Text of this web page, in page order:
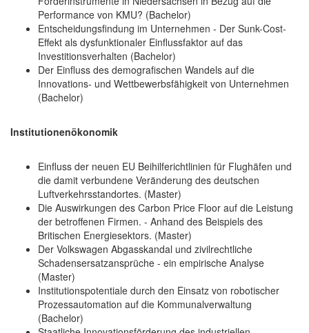
Performance von KMU? (Bachelor)
Entscheidungsfindung im Unternehmen - Der Sunk-Cost-
Effekt als dysfunktionaler Einflussfaktor auf das
Investitionsverhalten (Bachelor)
Der Einfluss des demografischen Wandels auf die
Innovations- und Wettbewerbsfähigkeit von Unternehmen
(Bachelor)
Institutionenökonomik
Einfluss der neuen EU Beihilferichtlinien für Flughäfen und
die damit verbundene Veränderung des deutschen
Luftverkehrsstandortes. (Master)
Die Auswirkungen des Carbon Price Floor auf die Leistung
der betroffenen Firmen. - Anhand des Beispiels des
Britischen Energiesektors. (Master)
Der Volkswagen Abgasskandal und zivilrechtliche
Schadensersatzansprüche - ein empirische Analyse
(Master)
Institutionspotentiale durch den Einsatz von robotischer
Prozessautomation auf die Kommunalverwaltung
(Bachelor)